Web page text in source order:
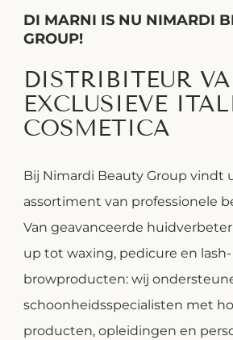
DI MARNI IS NU NIMARDI
GROUP!
DISTRIBITEUR
EXCLUSIEVE
COSMETICA
Bij Nimardi Beauty Group vindt
assortiment van professionele
Van geavanceerde
up tot waxing, pedicure en lash-
browproducten: wij
schoonheidsspecialisten met
producten, opleidingen en